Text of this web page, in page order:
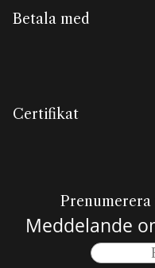
Betala med
Certifikat
Meddelande